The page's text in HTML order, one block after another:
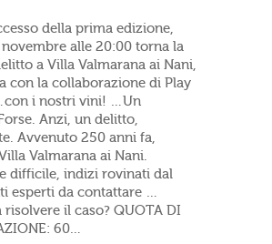
della prima edizione,
alle 20:00 torna la
a Villa Valmarana ai Nani,
con la collaborazione di Play
i nostri vini! …Un
Anzi, un delitto,
Avvenuto 250 anni fa,
Valmarana ai Nani.
difficile, indizi rovinati dal
esperti da contattare …
risolvere il caso? QUOTA DI
60…